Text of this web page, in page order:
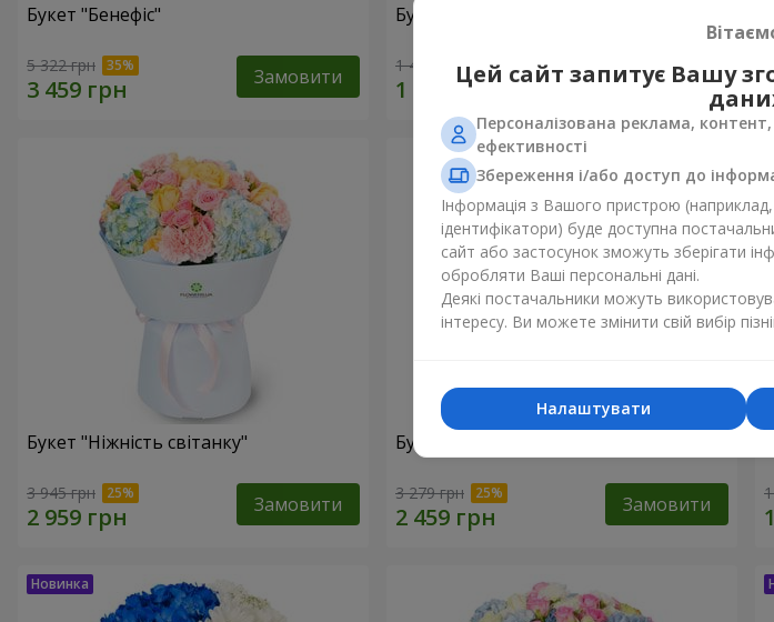
Букет "Бенефіс"
5 322 грн Замовити
Букет "Радість моя"
1 411 грн Замовити
Букет "Ніжність світанку"
3 945 грн Замовити
Букет "Натхнення синяви"
3 279 грн Замовити
Цей сайт запитує Вашу
Персоналізована реклама,
ефективності
Збереження і/або доступ до
Інформація з Вашого пристрою
ідентифікатори) буде доступна
сайт або застосунок зможуть зберігати
обробляти Ваші персональні дані.
Деякі постачальники можуть
інтересу. Ви можете змінити свій вибір
Налаштувати